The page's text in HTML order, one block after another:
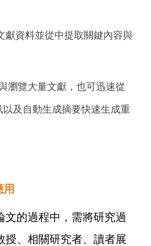
獻資料並從中提取關鍵內容與
瀏覽大量文獻，也可迅速從
及自動生成摘要快速生成重
文的過程中，需將研究過
授、相關研究者、讀者展